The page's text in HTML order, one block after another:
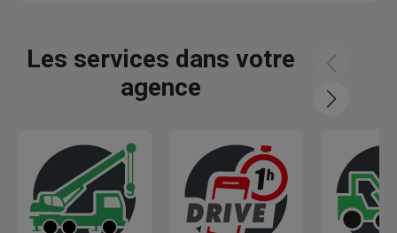
Les services dans votre
agence